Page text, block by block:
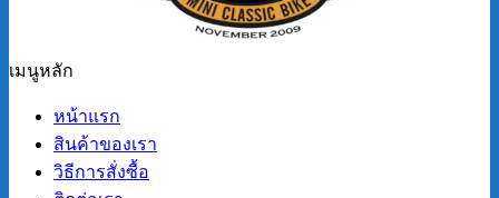
เมนูหลัก
หน้าแรก
สินค้าของเรา
วิธีการสั่งซื้อ